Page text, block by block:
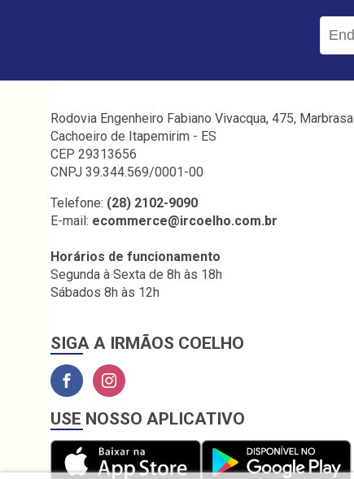
Rodovia Engenheiro Fabiano Vivacqua, 475, Marbrasa
Cachoeiro de Itapemirim - ES
CEP 29313656
CNPJ 39.344.569/0001-00
Telefone: (28) 2102-9090
E-mail: ecommerce@ircoelho.com.br
Horários de funcionamento
Segunda à Sexta de 8h às 18h
Sábados 8h às 12h
SIGA A IRMÃOS COELHO
USE NOSSO APLICATIVO